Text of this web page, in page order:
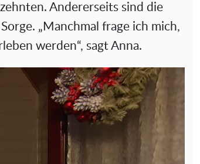
Andererseits sind die
„Manchmal frage ich mich,
werden“, sagt Anna.